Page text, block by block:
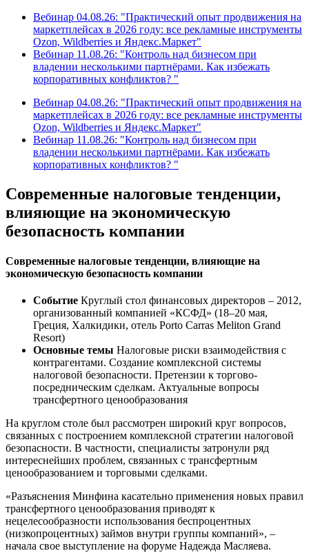
Вебинар 04.08.26: "Практический опыт продвижения на
маркетплейсах в 2026 году: все рекламные инструменты
Ozon, Wildberries и Яндекс.Маркет"
Вебинар 11.08.26: "Контроль над бизнесом при
владении несколькими партнёрами. Как избежать
корпоративных конфликтов? "
Вебинар 04.08.26: "Практический опыт продвижения на
маркетплейсах в 2026 году: все рекламные инструменты
Ozon, Wildberries и Яндекс.Маркет"
Вебинар 11.08.26: "Контроль над бизнесом при
владении несколькими партнёрами. Как избежать
корпоративных конфликтов? "
Современные налоговые тенденции,
влияющие на экономическую
безопасность компании
Современные налоговые тенденции, влияющие на
экономическую безопасность компании
Событие Круглый стол финансовых директоров – 2012,
организованный компанией «КСФД» (18–20 мая,
Греция, Халкидики, отель Porto Carras Meliton Grand
Resort)
Основные темы Налоговые риски взаимодействия с
контрагентами. Создание комплексной системы
налоговой безопасности. Претензии к торгово-
посредническим сделкам. Актуальные вопросы
трансфертного ценообразования
На круглом столе был рассмотрен широкий круг вопросов,
связанных с построением комплексной стратегии налоговой
безопасности. В частности, специалисты затронули ряд
интереснейших проблем, связанных с трансфертным
ценообразованием и торговыми сделками.
«Разъяснения Минфина касательно применения новых правил
трансфертного ценообразования приводят к
нецелесообразности использования беспроцентных
(низкопроцентных) займов внутри группы компаний», –
начала свое выступление на форуме Надежда Масляева.